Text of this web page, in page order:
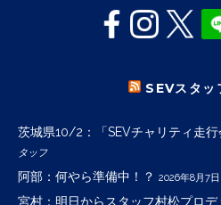
SEVスタッ
茨城県10/2：「SEVチャリティ走
タッフ
阿部：何やら準備中！？ 2026年8月7日
宮村：明日からスタッフ村松プロデ